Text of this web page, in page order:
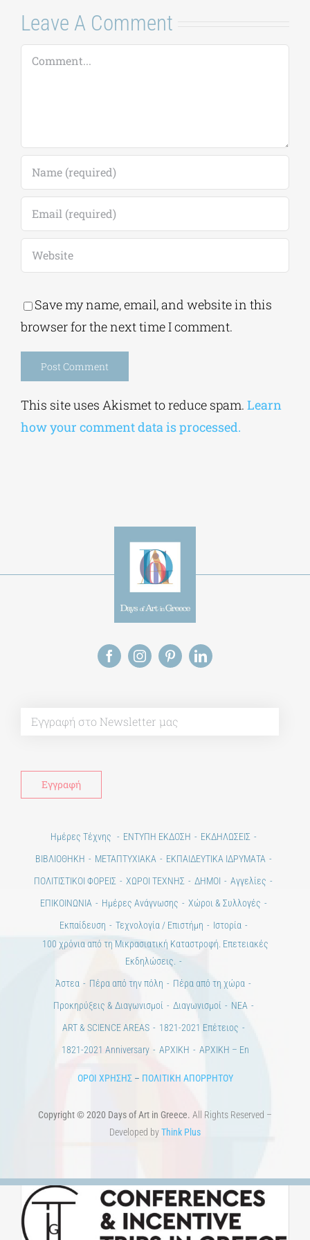
browser for the next time I comment.
Alternative:
how your comment data is processed.
ΒΙΒΛΙΟΘΗΚΗ
ΜΕΤΑΠΤΥΧΙΑΚΑ
ΕΚΠΑΙΔΕΥΤΙΚΑ ΙΔΡΥΜΑΤΑ
ΠΟΛΙΤΙΣΤΙΚΟΙ ΦΟΡΕΙΣ
ΧΩΡΟΙ ΤΕΧΝΗΣ ΔΗΜΟΙ
Αγγελίες
ΕΠΙΚΟΙΝΩΝΙΑ
Ημέρες Ανάγνωσης
Χώροι & Συλλογές
Εκπαίδευση
Τεχνολογία / Επιστήμη
Ιστορία
100 χρόνια από τη Μικρασιατική Καταστροφή. Επετειακές
Εκδηλώσεις.
Πέρα από την πόλη
Πέρα από τη χώρα
Προκηρύξεις & Διαγωνισμοί
Διαγωνισμοί
ΝΕΑ
ART & SCIENCE AREAS
1821-2021 Επέτειος
1821-2021 Anniversary
ΑΡΧΙΚΗ ΑΡΧΙΚΗ – En
Developed by Think Plus